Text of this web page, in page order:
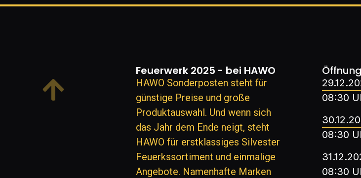
Feuerwerk 2025 - bei HAWO
HAWO Sonderposten steht für
günstige Preise und große
Produktauswahl. Und wenn sich
das Jahr dem Ende neigt, steht
HAWO für erstklassiges Silvester
Feuerkssortiment und einmalige
Angebote. Namenhafte Marken
08:30
08:30
08:30